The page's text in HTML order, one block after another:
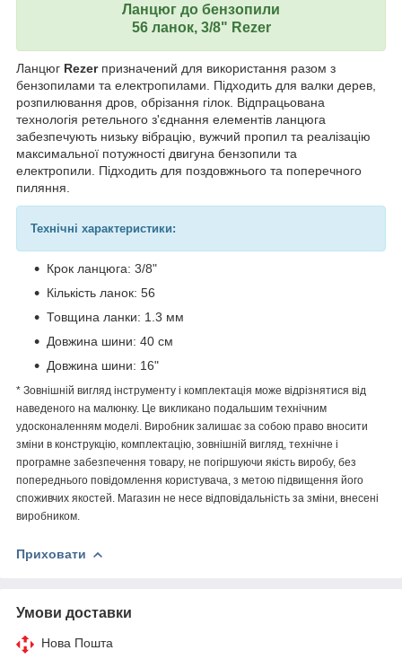
Ланцюг до бензопили
56 ланок, 3/8" Rezer
Ланцюг Rezerпризначений для використання разом з
бензопилами та електропилами. Підходить для валки дерев,
розпилювання дров, обрізання гілок. Відпрацьована
технологія ретельного з'єднання елементів ланцюга
забезпечують низьку вібрацію, вужчий пропил та реалізацію
максимальної потужності двигуна бензопили та
електропили. Підходить для поздовжнього та поперечного
пиляння.
Технічні характеристики:
Крок ланцюга: 3/8"
Кількість ланок: 56
Товщина ланки: 1.3 мм
Довжина шини: 40 см
Довжина шини: 16"
* Зовнішній вигляд інструменту і комплектація може відрізнятися від
наведеного на малюнку. Це викликано подальшим технічним
удосконаленням моделі. Виробник залишає за собою право вносити
зміни в конструкцію, комплектацію, зовнішній вигляд, технічне і
програмне забезпечення товару, не погіршуючи якість виробу, без
попереднього повідомлення користувача, з метою підвищення його
споживчих якостей. Магазин не несе відповідальність за зміни, внесені
виробником.
Приховати
Умови доставки
Нова Пошта